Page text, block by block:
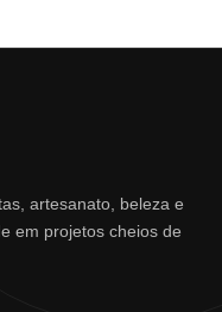
artesanato, beleza e
em projetos cheios de